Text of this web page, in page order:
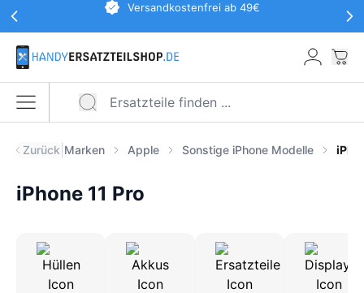
Zum Hauptinhalt springen
Werbeaktionen KopfzeileVersandkostenfrei ab 49€
Menü öffnen
Zurück Marken Apple Sonstige iPhone Modelle
iPhone 11 Pro